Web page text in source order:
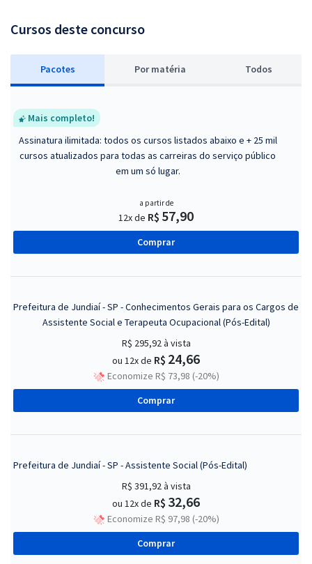
Cursos deste concurso
Pacotes Por matéria Todos
Mais completo!
Assinatura ilimitada: todos os cursos listados abaixo e + 25 mil
cursos atualizados para todas as carreiras do serviço público
em um só lugar.
a partir de
12x de R$ 57,90
Comprar
Prefeitura de Jundiaí - SP - Conhecimentos Gerais para os Cargos de
Assistente Social e Terapeuta Ocupacional (Pós-Edital)
R$ 295,92à vista
ou 12x de R$ 24,66
Economize R$ 73,98 (-20%)
Comprar
Prefeitura de Jundiaí - SP - Assistente Social (Pós-Edital)
R$ 391,92à vista
ou 12x de R$ 32,66
Economize R$ 97,98 (-20%)
Comprar